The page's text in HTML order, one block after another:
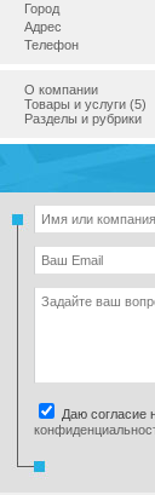
Город
Адрес
Телефон
О компании
Товары и услуги (5)
Разделы и рубрики
Даю согласие